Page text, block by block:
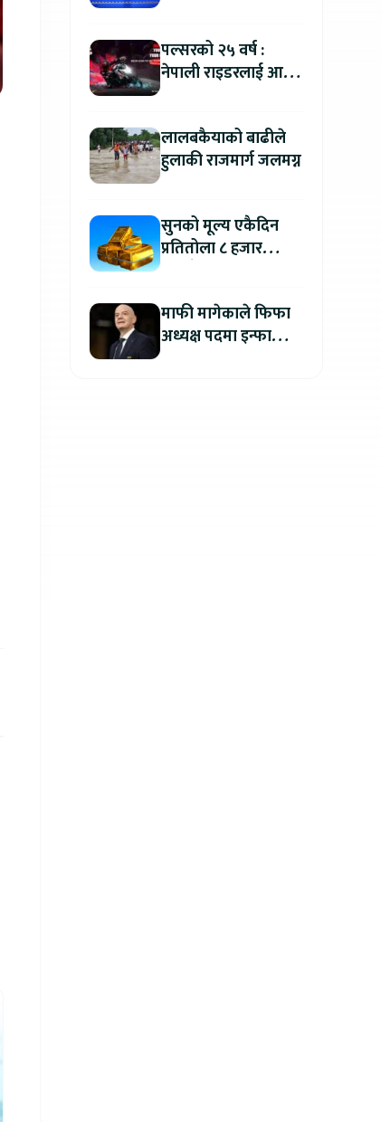
यामाहाको घोषणा
पल्सरको २५ वर्ष :
नेपाली राइडरलाई आफ्नै
सुनौलो अवसर
लालबकैयाको बाढीले
हुलाकी राजमार्ग जलमग्न
सुनको मूल्य एकैदिन
प्रतितोला ८ हजार
माफी मागेकाले फिफा
अध्यक्ष पदमा इन्फान्टिनो